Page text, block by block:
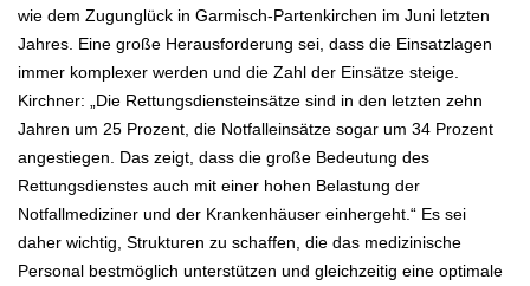
wie dem Zugunglück in Garmisch-Partenkirchen im Juni letzten
Jahres. Eine große Herausforderung sei, dass die Einsatzlagen
immer komplexer werden und die Zahl der Einsätze steige.
Kirchner: „Die Rettungsdiensteinsätze sind in den letzten zehn
Jahren um 25 Prozent, die Notfalleinsätze sogar um 34 Prozent
angestiegen. Das zeigt, dass die große Bedeutung des
Rettungsdienstes auch mit einer hohen Belastung der
Notfallmediziner und der Krankenhäuser einhergeht.“ Es sei
daher wichtig, Strukturen zu schaffen, die das medizinische
Personal bestmöglich unterstützen und gleichzeitig eine optimale